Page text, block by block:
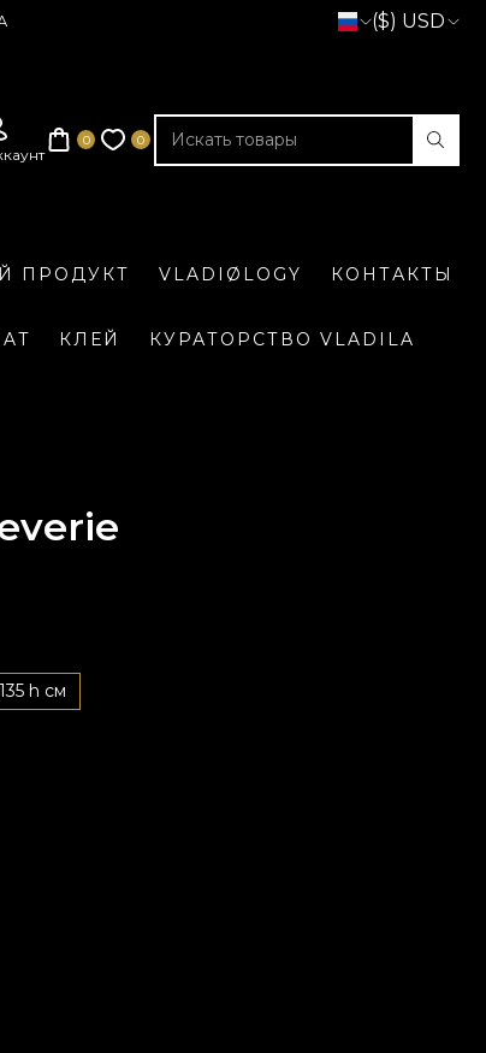
($) USD
ПРОДУКТ VLADIØLOGY КОНТАКТЫ
КЛЕЙ КУРАТОРСТВО VLADILA
h см